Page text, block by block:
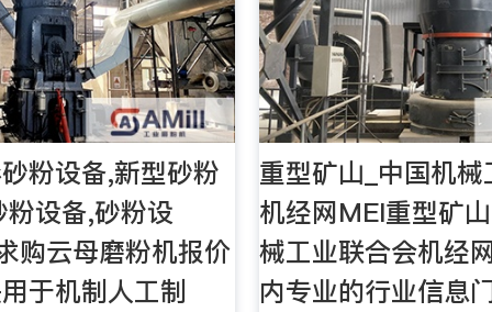
粉设备,新型砂粉
设备,砂粉设
购云母磨粉机报价
于机制人工制
重型矿山_中国机
机经网MEI重型矿
械工业联合会机经
内专业的行业信息